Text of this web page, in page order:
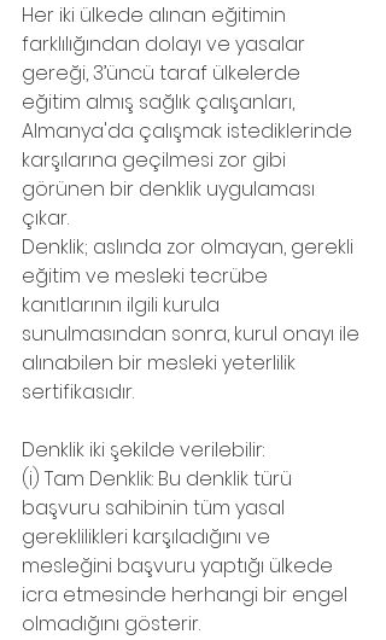
Her iki ülkede alınan eğitimin
farklılığından dolayı ve yasalar
gereği, 3’üncü taraf ülkelerde
eğitim almış sağlık çalışanları,
Almanya'da çalışmak istediklerinde
karşılarına geçilmesi zor gibi
görünen bir denklik uygulaması
çıkar.
Denklik; aslında zor olmayan, gerekli
eğitim ve mesleki tecrübe
kanıtlarının ilgili kurula
sunulmasından sonra, kurul onayı ile
alınabilen bir mesleki yeterlilik
sertifikasıdır.
Denklik iki şekilde verilebilir:
(i) Tam Denklik: Bu denklik türü
başvuru sahibinin tüm yasal
gereklilikleri karşıladığını ve
mesleğini başvuru yaptığı ülkede
icra etmesinde herhangi bir engel
olmadığını gösterir.